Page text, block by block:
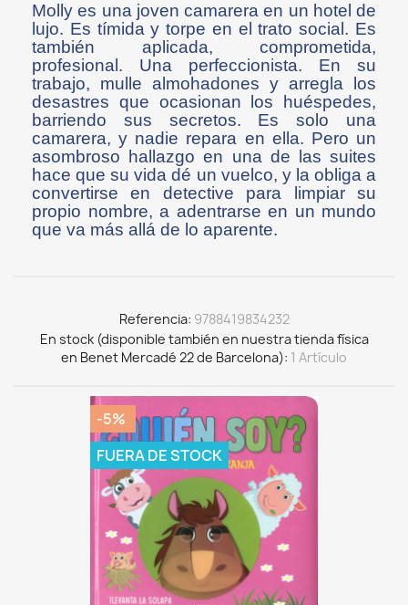
Molly es una joven camarera en un hotel de
lujo. Es tímida y torpe en el trato social. Es
también aplicada, comprometida,
profesional. Una perfeccionista. En su
trabajo, mulle almohadones y arregla los
desastres que ocasionan los huéspedes,
barriendo sus secretos. Es solo una
camarera, y nadie repara en ella. Pero un
asombroso hallazgo en una de las suites
hace que su vida dé un vuelco, y la obliga a
convertirse en detective para limpiar su
propio nombre, a adentrarse en un mundo
que va más allá de lo aparente.
Referencia 9788419834232
En stock (disponible también en nuestra tienda física
en Benet Mercadé 22 de Barcelona) 1 Artículo
-5%
FUERA DE STOCK